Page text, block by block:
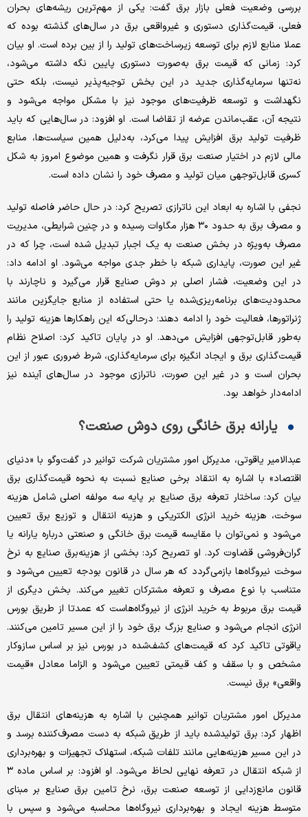
بررسی وضعیت فعلی بازار برق گفت: یکی از مهم‌ترین ریشه‌های بحران
فعلی، قیمت‌گذاری دستوری و غیرواقعی برق در سال‌های گذشته بوده که
عملا منابع لازم برای توسعه زیرساخت‌های تولید را از بین برده است. او بیان
کرد: زمانی که قیمت برق به‌صورت دستوری پایین نگه داشته می‌شود،
نه‌تنها سرمایه‌گذاری جدید در این بخش توجیه‌پذیر نیست، بلکه حتی
نگهداشت و توسعه ظرفیت‌های موجود نیز با مشکل مواجه می‌شود و
نتیجه آن، عقب‌ماندن عرضه از تقاضا است. او افزود: در سال‌هایی که باید
ظرفیت تولید برق افزایش پیدا می‌کرد، به‌دلیل همین سیاست‌ها، منابع
مالی لازم در اختیار صنعت برق قرار نگرفت و همین موضوع امروز به شکل
کسری قابل‌توجهی میان تولید و مصرف خود را نشان داده است.
نجفی با اشاره به ابعاد این ناترازی تصریح کرد: در حال حاضر فاصله تولید
و مصرف برق به حدود ۳۰ هزار مگاوات رسیده و در چنین شرایطی، مدیریت
مصرف به‌ویژه در بخش صنعت به یک اجبار تبدیل شده است، چرا که در
غیر این صورت، پایداری شبکه با خطر جدی مواجه می‌شود. او ادامه داد:
در این وضعیت، فشار اصلی بر دوش صنایع قرار می‌گیرد و ناچارند با
محدودیت‌های برنامه‌ریزی‌شده یا حتی استفاده از منابع جایگزین مانند
ژنراتورها، فعالیت خود را ادامه دهند؛ درحالی‌که این راهکارها هزینه تولید را
به‌طور قابل‌توجهی افزایش می‌دهد. او در پایان تاکید کرد: اصلاح نظام
قیمت‌گذاری برق و ایجاد انگیزه برای سرمایه‌گذاری، شرط ضروری عبور از این
بحران است و در غیر این صورت، ناترازی موجود در سال‌های آینده نیز
ادامه‌دار خواهد بود.
یارانه برق خانگی روی دوش صنعت؟
عبدالامیر یاقوتی، مدیرکل امور مشتریان شرکت توانیر در گفت‌وگو با «دنیای
اقتصاد» با اشاره به انتقاد برخی صنایع نسبت به نحوه قیمت‌گذاری برق
بیان کرد: ساختار تعرفه برق صنایع بر پایه سه مولفه اصلی شامل هزینه
سوخت، هزینه خرید انرژی الکتریکی و هزینه انتقال و توزیع برق تعیین
می‌شود و نمی‌توان با مقایسه قیمت برق خانگی و صنعتی درباره یارانه یا
گران‌فروشی قضاوت کرد. او تصریح کرد: بخشی از هزینه‌برق صنایع به نرخ
سوخت نیروگاه‌ها بازمی‌گردد که هر سال در قانون بودجه تعیین می‌شود و
متناسب با نوع مصرف و تعرفه مشترکان تغییر می‌کند. بخش دیگری از
قیمت برق مربوط به خرید انرژی از نیروگاه‌هاست که عمدتا از طریق بورس
انرژی انجام می‌شود و صنایع بزرگ برق خود را از این مسیر تامین می‌کنند.
یاقوتی تاکید کرد که قیمت‌های کشف‌شده در بورس نیز بر اساس سازوکار
مشخص و با سقف و کف قیمتی تعیین می‌شود و الزاما معادل «قیمت
واقعی» برق نیست.
مدیرکل امور مشتریان توانیر همچنین با اشاره به هزینه‌های انتقال برق
اظهار کرد: برق تولیدشده باید از طریق شبکه به دست مصرف‌کننده برسد و
در این مسیر هزینه‌هایی مانند تلفات شبکه، استهلاک تجهیزات و بهره‌برداری
از شبکه انتقال در تعرفه نهایی لحاظ می‌شود. او افزود: بر اساس ماده ۳
قانون مانع‌زدایی از توسعه صنعت برق، نرخ تامین برق صنایع بر مبنای
متوسط هزینه ایجاد و بهره‌برداری نیروگاه‌ها محاسبه می‌شود و سپس با